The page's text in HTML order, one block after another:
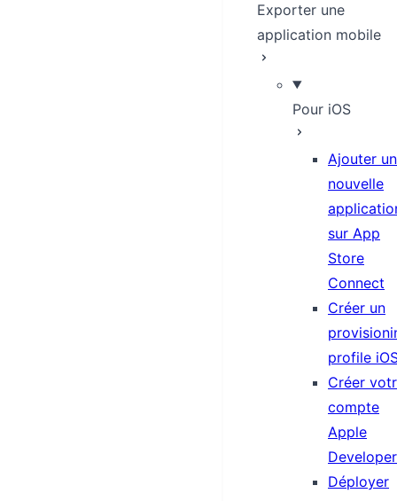
Exporter une
application mobile
Pour iOS
Ajouter
nouvelle
sur App
Store
Connect
Créer un
profile
Créer
compte
Apple
Developer
Déployer